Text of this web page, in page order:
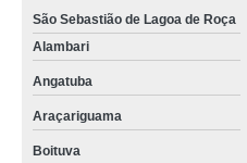
São Sebastião de Lagoa de Roça
Alambari
Angatuba
Araçariguama
Boituva